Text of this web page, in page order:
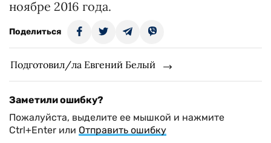
ноябре 2016 года.
Поделиться
Подготовил/ла Евгений Белый
Заметили ошибку?
Пожалуйста, выделите ее мышкой и нажмите
Ctrl+Enter или Отправить ошибку